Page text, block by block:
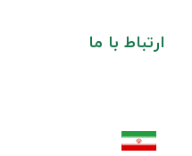
ارتباط با ما